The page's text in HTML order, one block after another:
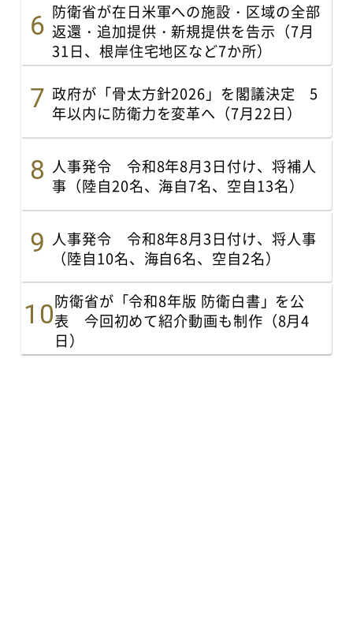
防衛省が在日米軍への施設・区域の全部
返還・追加提供・新規提供を告示（7月
31日、根岸住宅地区など7か所）
政府が「骨太方針2026」を閣議決定 5
年以内に防衛力を変革へ（7月22日）
人事発令 令和8年8月3日付け、将補人
事（陸自20名、海自7名、空自13名）
人事発令 令和8年8月3日付け、将人事
（陸自10名、海自6名、空自2名）
防衛省が「令和8年版 防衛白書」を公
表 今回初めて紹介動画も制作（8月4
日）